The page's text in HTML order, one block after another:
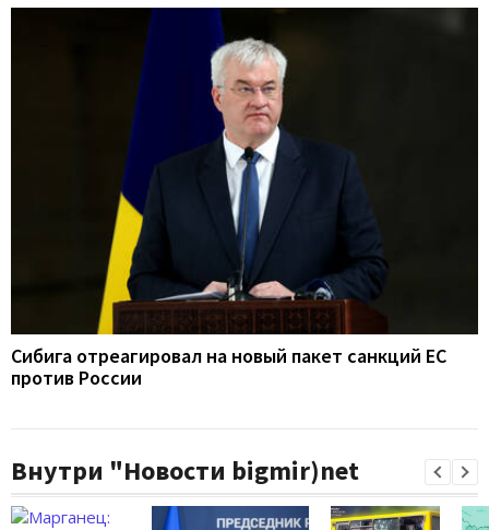
Сибига отреагировал на новый пакет санкций ЕС
против России
Внутри "Новости bigmir)net